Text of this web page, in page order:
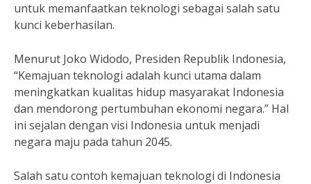
untuk memanfaatkan teknologi sebagai salah satu
kunci keberhasilan.
Menurut Joko Widodo, Presiden Republik Indonesia,
“Kemajuan teknologi adalah kunci utama dalam
meningkatkan kualitas hidup masyarakat Indonesia
dan mendorong pertumbuhan ekonomi negara.” Hal
ini sejalan dengan visi Indonesia untuk menjadi
negara maju pada tahun 2045.
Salah satu contoh kemajuan teknologi di Indonesia